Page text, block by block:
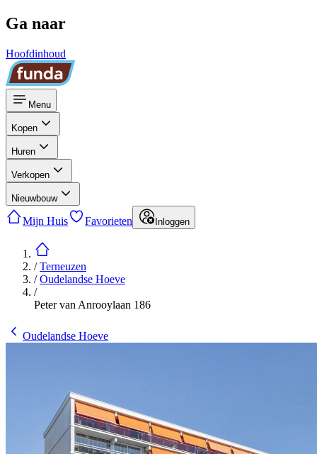
Ga naar
Hoofdinhoud
Menu
Kopen
Huren
Verkopen
Nieuwbouw
Mijn Huis Favorieten Inloggen
/Terneuzen
/Oudelandse Hoeve
/
Peter van Anrooylaan 186
Oudelandse Hoeve